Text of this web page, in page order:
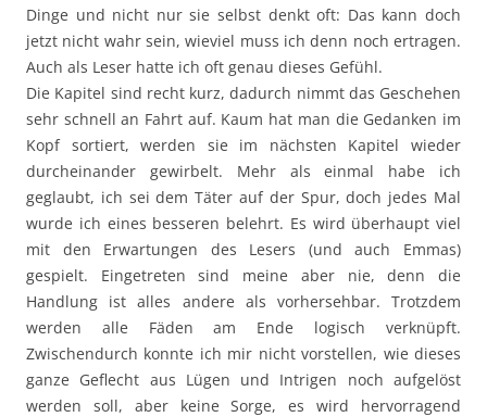
Dinge und nicht nur sie selbst denkt oft: Das kann doch
jetzt nicht wahr sein, wieviel muss ich denn noch ertragen.
Auch als Leser hatte ich oft genau dieses Gefühl.
Die Kapitel sind recht kurz, dadurch nimmt das Geschehen
sehr schnell an Fahrt auf. Kaum hat man die Gedanken im
Kopf sortiert, werden sie im nächsten Kapitel wieder
durcheinander gewirbelt. Mehr als einmal habe ich
geglaubt, ich sei dem Täter auf der Spur, doch jedes Mal
wurde ich eines besseren belehrt. Es wird überhaupt viel
mit den Erwartungen des Lesers (und auch Emmas)
gespielt. Eingetreten sind meine aber nie, denn die
Handlung ist alles andere als vorhersehbar. Trotzdem
werden alle Fäden am Ende logisch verknüpft.
Zwischendurch konnte ich mir nicht vorstellen, wie dieses
ganze Geflecht aus Lügen und Intrigen noch aufgelöst
werden soll, aber keine Sorge, es wird hervorragend